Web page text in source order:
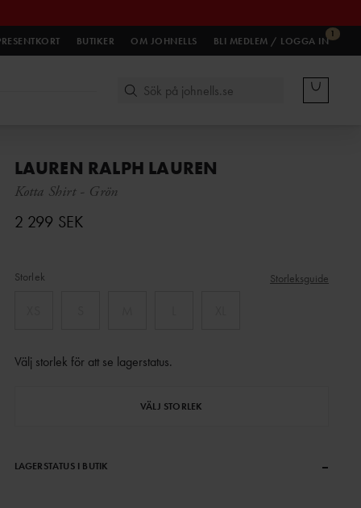
BUTIKER OM JOHNELLS
1
BLI MEDLEM / LOGGA IN
LAUREN RALPH LAUREN
Kotta Shirt - Grön
2 299 SEK
Storlek Storleksguide
Välj storlek för att se lagerstatus.
VÄLJ STORLEK
LAGERSTATUS I BUTIK –